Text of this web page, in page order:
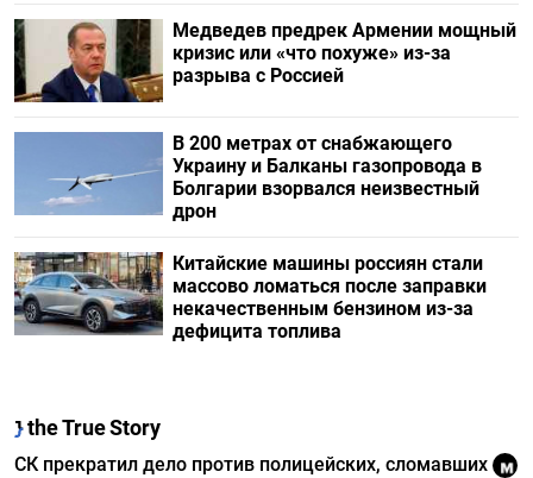
Медведев предрек Армении мощный
кризис или «что похуже» из-за
разрыва с Россией
В 200 метрах от снабжающего
Украину и Балканы газопровода в
Болгарии взорвался неизвестный
дрон
Китайские машины россиян стали
массово ломаться после заправки
некачественным бензином из-за
дефицита топлива